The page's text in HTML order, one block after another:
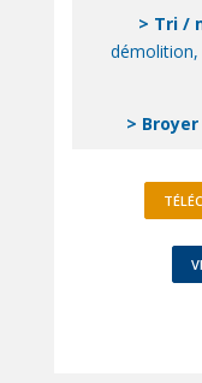
> Tri /
démolition,
> Broyer